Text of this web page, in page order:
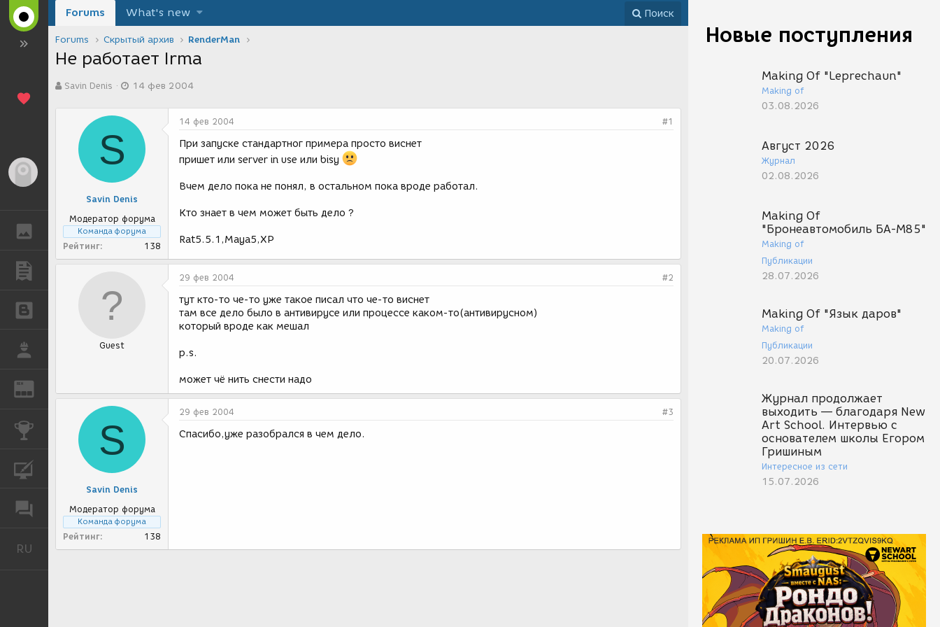
ГАЛЕРЕЯ
REN
КОНКУРСЫ
ФОРУМ
RU Русский
Новые поступления
Making Of "Leprechaun"
Making of
03.08.2026
Август 2026
Журнал
02.08.2026
Making Of
"Бронеавтомобиль БА-М85"
Making of
Публикации
28.07.2026
Making Of "Язык даров"
Making of
Публикации
20.07.2026
Журнал продолжает
выходить — благодаря New
Art School. Интервью с
основателем школы Егором
Гришиным
Интересное из сети
15.07.2026
Forums What's new Поиск
Forums Скрытый архив RenderMan
Не работает Irma
в
Savin Denis
а
с
а
и
я
14 фев 2004
S
Savin Denis
Модератор форума
Команда форума
Рейтинг 138
14 фев 2004 #1
При запуске стандартног примера просто виснет
пришет или server in use или bisy
Вчем дело пока не понял, в остальном пока вроде работал.
Кто знает в чем может быть дело ?
Rat5.5.1,Maya5,XP
Guest
29 фев 2004 #2
тут кто-то че-то уже такое писал что че-то виснет
там все дело было в антивирусе или процессе каком-то(антивирусном)
который вроде как мешал
p.s.
может чё нить снести надо
S
Savin Denis
Модератор форума
Команда форума
Рейтинг 138
29 фев 2004 #3
Спасибо,уже разобрался в чем дело.